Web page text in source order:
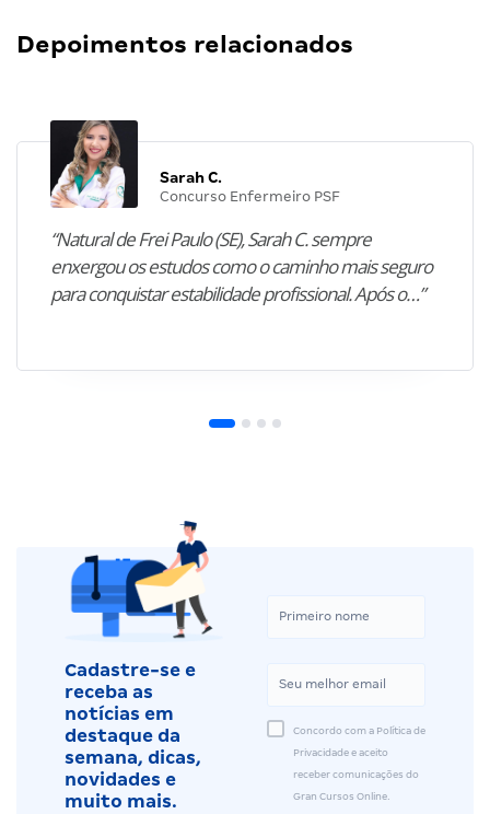
Depoimentos relacionados
Sarah C.
Concurso Enfermeiro PSF
“Natural de Frei Paulo (SE), Sarah C. sempre
enxergou os estudos como o caminho mais seguro
para conquistar estabilidade profissional. Após o…”
Cadastre-se e
receba as
notícias em
destaque da
semana, dicas,
novidades e
muito mais.
Concordo com a Política de
Privacidade e aceito
receber comunicações do
Gran Cursos Online.